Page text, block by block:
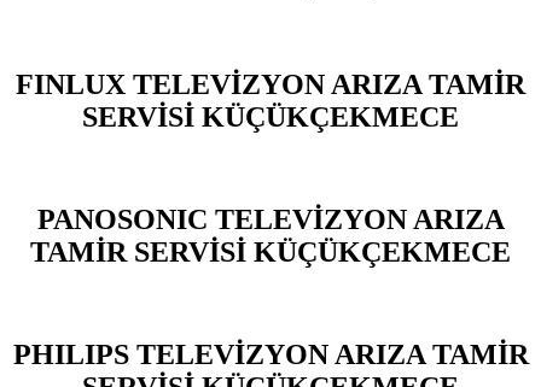
FINLUX TELEVİZYON ARIZA TAMİR
SERVİSİ KÜÇÜKÇEKMECE
PANOSONIC TELEVİZYON ARIZA
TAMİR SERVİSİ KÜÇÜKÇEKMECE
PHILIPS TELEVİZYON ARIZA TAMİR